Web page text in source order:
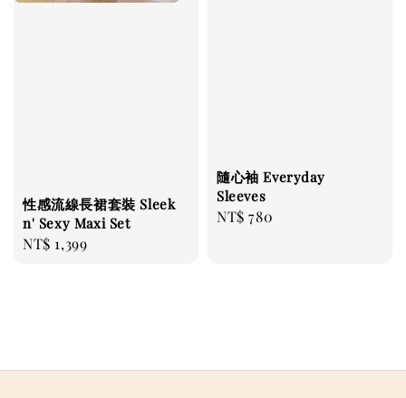
性感流線長裙套裝 Sleek
n' Sexy Maxi Set
Regular
NT$ 1,399
隨心袖 Everyday
Sleeves
Regular
NT$ 780